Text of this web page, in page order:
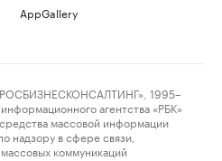
AppGallery
1995–
агентства «РБК»
массовой информации
надзору в сфере связи,
коммуникаций